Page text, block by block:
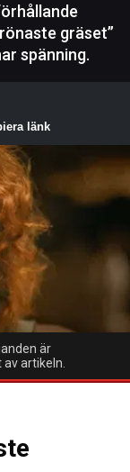
gräset”
spänning.
länk
är
artikeln.